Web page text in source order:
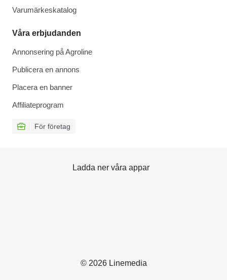
Varumärkeskatalog
Våra erbjudanden
Annonsering på Agroline
Publicera en annons
Placera en banner
Affiliateprogram
För företag
© 2026 Linemedia
Ladda ner våra appar